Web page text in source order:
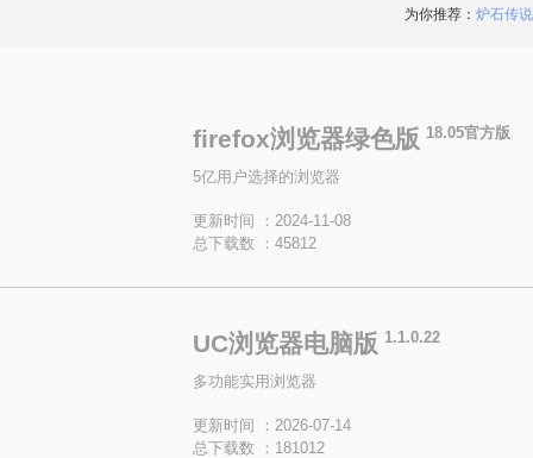
为你推荐： 炉石传
firefox浏览器绿色版 18.05官方版
5亿用户选择的浏览器
更新时间 ：2024-11-08
总下载数 ：45812
UC浏览器电脑版 1.1.0.22
多功能实用浏览器
更新时间 ：2026-07-14
总下载数 ：181012